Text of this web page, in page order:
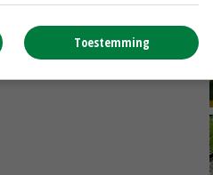
het besef dat de wereld
dacht ik nog weleens
de uitdaging ervan blijven
Toestemming